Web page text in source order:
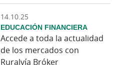
14.10.25
EDUCACIÓN FINANCIERA
Accede a toda la actualidad
de los mercados con
Ruralvía Bróker